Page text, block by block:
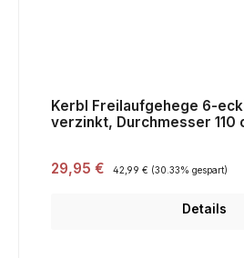
Kerbl Freilaufgehege 6-
verzinkt, Durchmesser 110
Verkaufspreis:
29,95 € Regulärer Preis:
42,99 € (30.33% gespart)
Details